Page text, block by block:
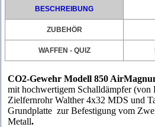
BESCHREIBUNG
ZUBEHÖR
WAFFEN - QUIZ
CO2-Gewehr Modell 850
mit hochwertigem Schalldämpfer (von
Zielfernrohr Walther 4x32 MDS und
Grundplatte zur Befestigung vom
Metall.